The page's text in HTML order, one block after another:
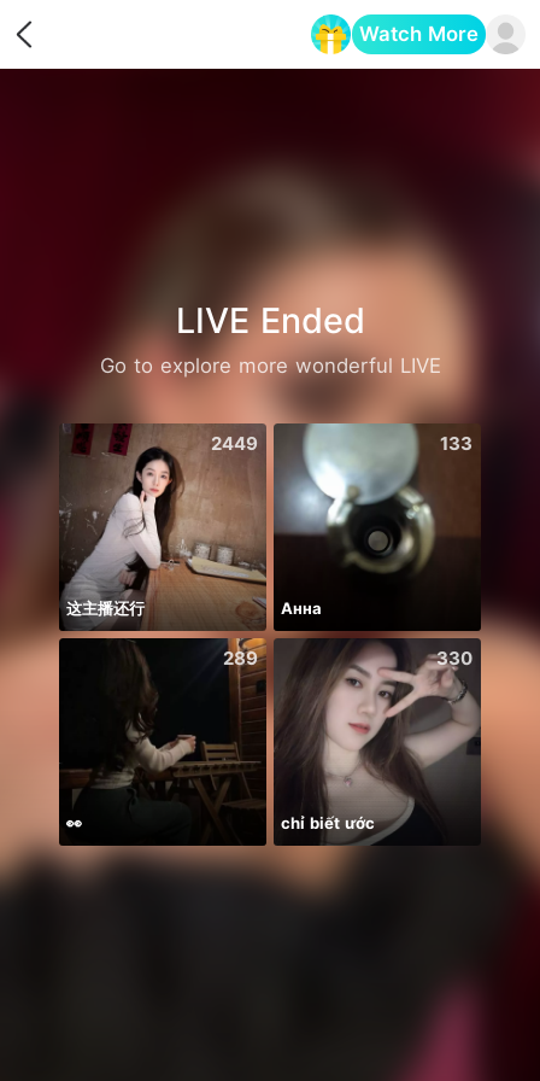
Watch More
LIVE Ended
Go to explore more wonderful LIVE
2449
这主播还行
133
Анна
289
👀
330
chỉ biết ước Có